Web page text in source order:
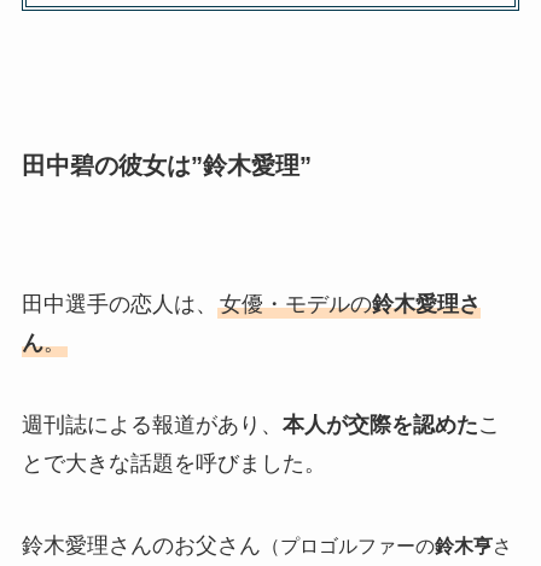
田中碧の彼女は”鈴木愛理”
田中選手の恋人は、 女優・モデルの鈴木愛理さ
ん。
週刊誌による報道があり、 本人が交際を認めたこ
とで大きな話題を呼びました。
鈴木愛理さんのお父さん （プロゴルファーの鈴木亨さ